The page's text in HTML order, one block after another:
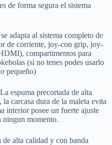
de forma segura el sistema
adapta al sistema completo de
de corriente, joy-con grip, joy-
compartimentos para
(si no tenes podes usarlo
pequeño)
espuma precortada de alta
carcasa dura de la maleta evita
interior posee un fuerte ajuste
ningun momento.
alta calidad y con banda